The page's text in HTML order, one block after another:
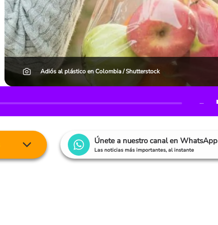
Adiós al plástico en Colombia / Shutterstock
…
Únete a nuestro canal en WhatsApp
Las noticias más importantes, al instante